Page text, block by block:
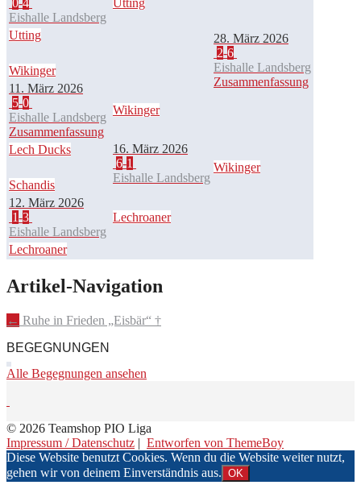
28. März 2026
2-6
Eishalle Landsberg
Zusammenfassung
0-4
Eishalle Landsberg
Utting
Utting
Wikinger
11. März 2026
5-0
Eishalle Landsberg
Zusammenfassung
Wikinger
16. März 2026
6-1
Eishalle Landsberg
Lech Ducks
Wikinger
Schandis
12. März 2026
1-3
Eishalle Landsberg
Lechroaner
Lechroaner
Artikel-Navigation
← Ruhe in Frieden „Eisbär“ †
BEGEGNUNGEN
Alle Begegnungen ansehen
© 2026 Teamshop PIO Liga
Impressum / Datenschutz | Entworfen von ThemeBoy
Diese Website benutzt Cookies. Wenn du die Website weiter nutzt,
gehen wir von deinem Einverständnis aus. OK